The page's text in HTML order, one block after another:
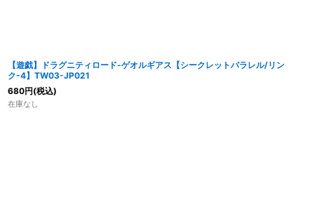
【遊戯】ドラグニティロード-ゲオルギアス【シークレットパラレル/リン
ク-4】TW03-JP021
680円(税込)
在庫なし